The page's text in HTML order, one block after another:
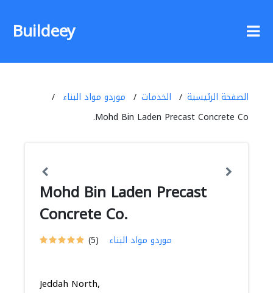
Buildeey
الصفحة الرئيسية الخدمات
موردو مواد البناء
Mohd Bin Laden Precast Concrete Co.
Mohd Bin Laden Precast
Concrete Co.
(5) موردو مواد البناء
Jeddah North,